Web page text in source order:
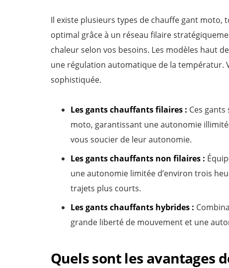
Il existe plusieurs types de chauffe gant
optimal grâce à un réseau filaire
chaleur selon vos besoins. Les modèles haut
une régulation automatique de la températur.
sophistiquée.
Les gants chauffants filaires : Ces
moto, garantissant une autonomie
vous soucier de leur autonomie.
Les gants chauffants non filaires :
une autonomie limitée d’environ trois
trajets plus courts.
Les gants chauffants hybrides :
grande liberté de mouvement et une
Quels sont les avantages